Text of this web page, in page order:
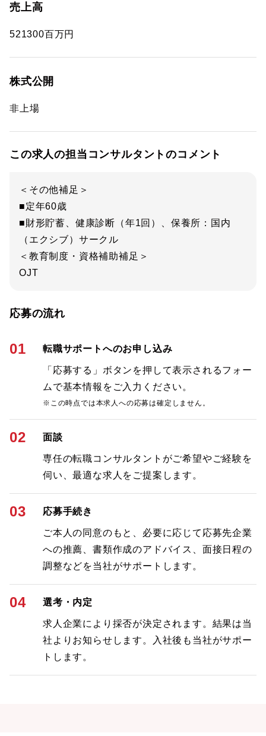
売上高
521300百万円
株式公開
非上場
この求人の担当コンサルタントのコメント
＜その他補足＞
■定年60歳
■財形貯蓄、健康診断（年1回）、保養所：国内
（エクシブ）サークル
＜教育制度・資格補助補足＞
OJT
応募の流れ
01 転職サポートへのお申し込み
「応募する」ボタンを押して表示されるフォー
ムで基本情報をご入力ください。
※この時点では本求人への応募は確定しません。
02 面談
専任の転職コンサルタントがご希望やご経験を
伺い、最適な求人をご提案します。
03 応募手続き
ご本人の同意のもと、必要に応じて応募先企業
への推薦、書類作成のアドバイス、面接日程の
調整などを当社がサポートします。
04 選考・内定
求人企業により採否が決定されます。結果は当
社よりお知らせします。入社後も当社がサポー
トします。